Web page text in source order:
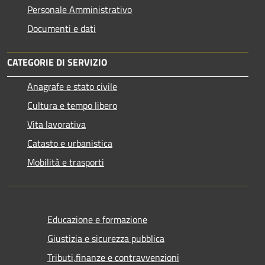
Personale Amministrativo
Documenti e dati
CATEGORIE DI SERVIZIO
Anagrafe e stato civile
Cultura e tempo libero
Vita lavorativa
Catasto e urbanistica
Mobilità e trasporti
Educazione e formazione
Giustizia e sicurezza pubblica
Tributi,finanze e contravvenzioni